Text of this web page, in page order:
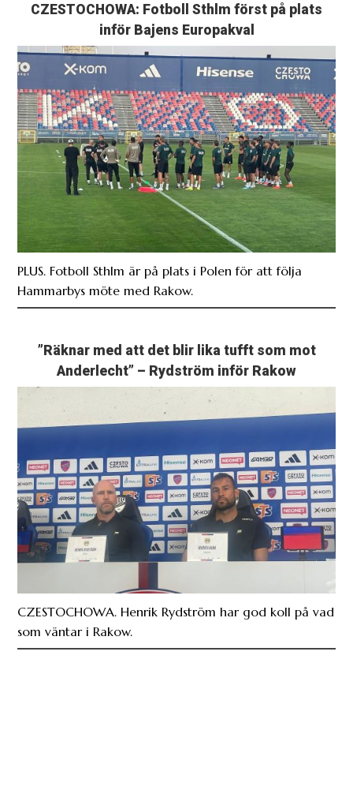
CZESTOCHOWA: Fotboll Sthlm först på plats
inför Bajens Europakval
PLUS. Fotboll Sthlm är på plats i Polen för att följa
Hammarbys möte med Rakow.
”Räknar med att det blir lika tufft som mot
Anderlecht” – Rydström inför Rakow
CZESTOCHOWA. Henrik Rydström har god koll på vad
som väntar i Rakow.